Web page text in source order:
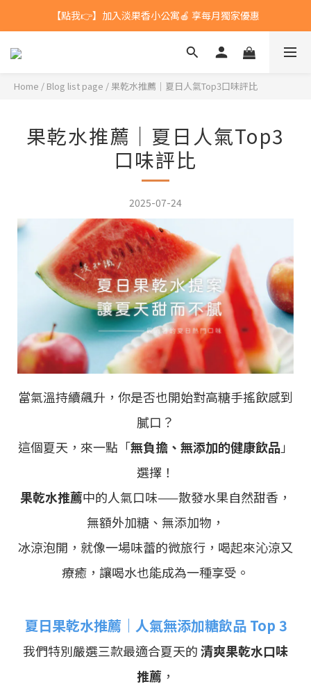
台灣$1200 免運 / 港澳 $5000 免運
【點我👉】加入淡果香小公寓🍎 享每月獨家優惠
台灣$1200 免運 / 港澳 $5000 免運
Home / Blog list page / 果乾水推薦｜夏日人氣Top3口味評比
果乾水推薦｜夏日人氣Top3
口味評比
2025-07-24
當氣溫持續飆升，你是否也開始對高糖手搖飲感到
膩口？
這個夏天，來一點「無負擔、無添加的健康飲品 」
選擇！
果乾水推薦中的人氣口味——散發水果自然甜香，
無額外加糖、無添加物，
冰涼泡開，就像一場味蕾的微旅行，喝起來沁涼又
療癒，讓喝水也能成為一種享受。
夏日果乾水推薦｜人氣無添加糖飲品 Top 3
我們特別嚴選三款最適合夏天的清爽果乾水口味
推薦 ，